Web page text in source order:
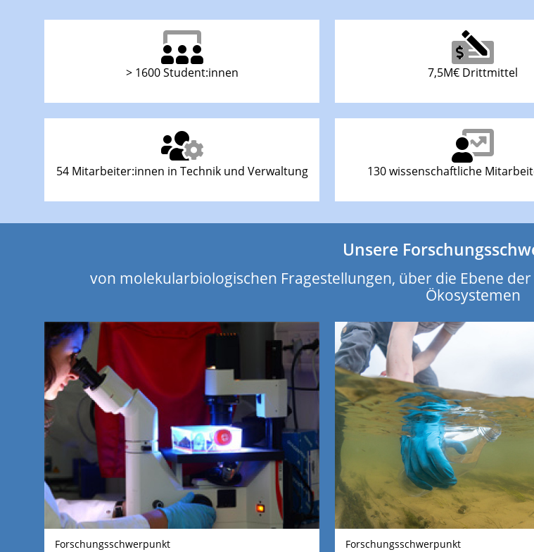
> 1600 Student:innen 7,5M€ Drittmittel
54 Mitarbeiter:innen in Technik und Verwaltung 130 wissenschaftliche
Unsere
von molekularbiologischen Fragestellungen, über die Ebene
Ökosystemen
Forschungsschwerpunkt Forschungsschwerpunkt